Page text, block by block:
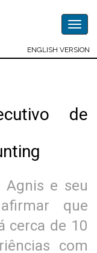
ENGLISH VERSION
de
Agnis e seu
que
cerca de 10
com